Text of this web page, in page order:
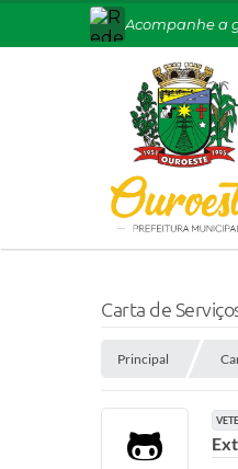
Acompanhe a
Carta de
Principal